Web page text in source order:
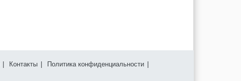
Контакты Политика конфиденциальности